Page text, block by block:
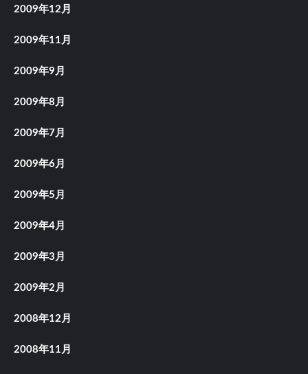
2009年12月
2009年11月
2009年9月
2009年8月
2009年7月
2009年6月
2009年5月
2009年4月
2009年3月
2009年2月
2008年12月
2008年11月